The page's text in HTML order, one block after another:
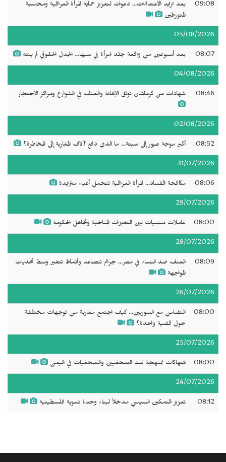
09:08
بعد تزايد الاعتداءات... دعوات لتعزيز حماية المرأة العراقية ومحاسبة
المتورطين
05/08/2026
08:07 بعد أسبوعين من واقعة جلد امرأة في سبها... الجدل الحقوقي لم ينتهِ
04/08/2026
08:46 شهادات من كرماشان توثق الإهانة والعنف في الشوارع ومراكز الاحتجاز
02/08/2026
08:52 أكبر موجة عبور إلى سبتة... ما الذي دفع آلاف المغاربة إلى المخاطرة؟
31/07/2026
08:06 مكافحة الفساد... المرأة العراقية تتحمل أعباء متزايدة
29/07/2026
08:00 عاملات منسيات بين التغيرات المناخية وتجاهل الحكومة
28/07/2026
08:09
العنف ضد النساء في مصر... جرائم تتصاعد وأنماط تتغير وسط تحديات
المواجهة
26/07/2026
08:00
التضامن مع السوريين... كيف اجتمع مغاربة من توجهات مختلفة
حول قضية واحدة؟
25/07/2026
08:00 انتهاكات ممنهجة ضد الصحفيين والصحفيات في اليمن
24/07/2026
08:12 تعزيز التمكين السياسي مدخلاً لبناء وحدة نسوية فلسطينية